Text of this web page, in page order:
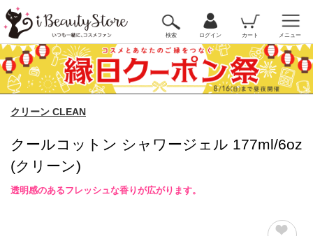
検索 ログイン カート メニュー
クリーン CLEAN
クールコットン シャワージェル 177ml/6oz
(クリーン)
透明感のあるフレッシュな香りが広がります。